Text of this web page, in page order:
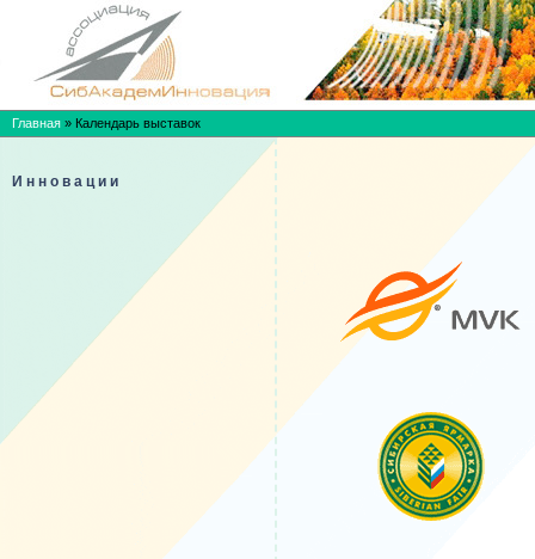
Главная » Календарь выставок
Инновации